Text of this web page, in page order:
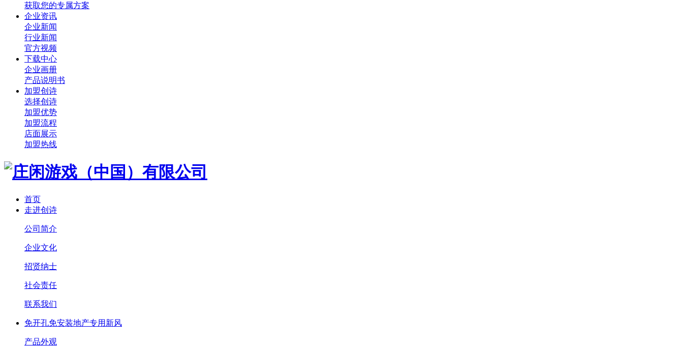
获取您的专属方案
企业资讯
企业新闻
行业新闻
官方视频
下载中心
企业画册
产品说明书
加盟创诗
选择创诗
加盟优势
加盟流程
店面展示
加盟热线
首页
走进创诗
公司简介
企业文化
招贤纳士
社会责任
联系我们
免开孔免安装地产专用新风
产品外观